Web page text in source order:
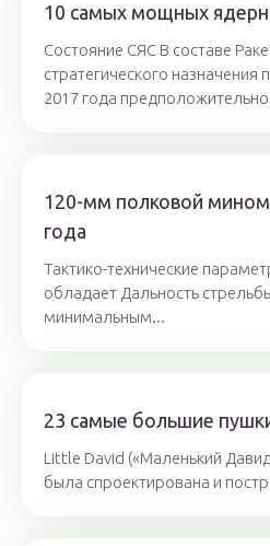
10 самых мощных
Состояние СЯС В составе
стратегического
2017 года
120-мм полковой
года
Тактико-технические
обладает Дальность
минимальным...
23 самые большие
Little David («Маленький
была спроектирована и